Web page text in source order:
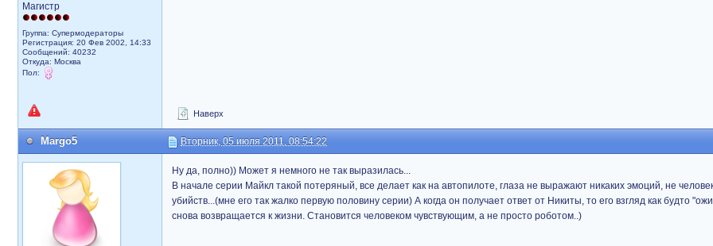
Магистр
Группа: Супермодераторы
Регистрация: 20 Фев 2002, 14:33
Сообщений: 40232
Откуда: Москва
Пол:
Наверх
Margo5 Вторник, 05 июля 2011, 08:54:22
Ну да, полно)) Может я немного не так выразилась...
В начале серии Майкл такой потеряный, все делает как на автопилоте, глаза не выражают никаких эмоций, не
убийств...(мне его так жалко первую половину серии) А когда он получает ответ от Никиты, то его взгляд как будто
снова возвращается к жизни. Становится человеком чувствующим, а не просто роботом..)